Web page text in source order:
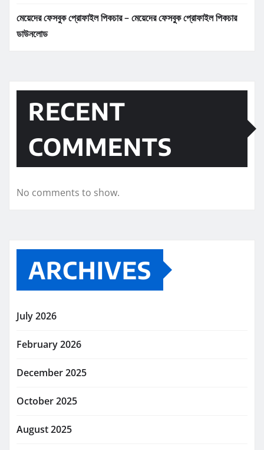
মেয়েদের ফেসবুক প্রোফাইল পিকচার – মেয়েদের ফেসবুক প্রোফাইল পিকচার
ডাউনলোড
RECENT
COMMENTS
No comments to show.
ARCHIVES
July 2026
February 2026
December 2025
October 2025
August 2025